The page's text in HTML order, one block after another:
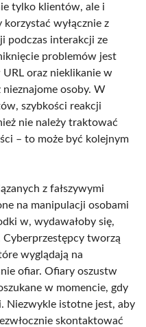
tylko klientów, ale i
wyłącznie z
podczas interakcji ze
problemów jest
URL oraz nieklikanie w
nieznajome osoby. W
szybkości reakcji
nie należy traktować
– to może być kolejnym
z fałszywymi
na manipulacji osobami
w, wydawałoby się,
tworzą
wyglądają na
ofiar. Ofiary oszustw
w momencie, gdy
Niezwykle istotne jest, aby
skontaktować